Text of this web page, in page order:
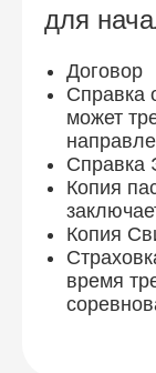
для
Договор
Справка
может
Справка
Копия
Копия
время